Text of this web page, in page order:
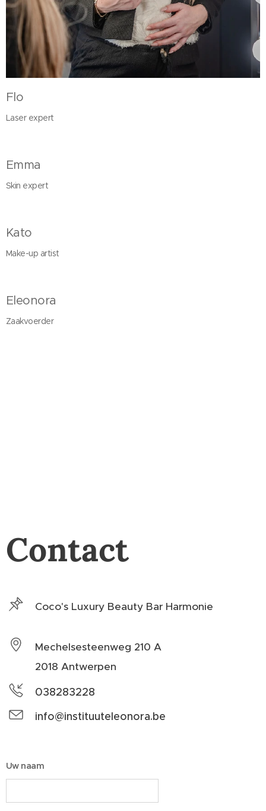
Flo
Laser expert
Emma
Skin expert
Kato
Make-up artist
Eleonora
Zaakvoerder
Contact
Coco's Luxury Beauty Bar Harmonie
Mechelsesteenweg 210 A
2018 Antwerpen
038283228
info@instituuteleonora.be
Uw naam